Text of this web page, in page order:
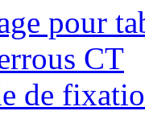
pour
CT
de